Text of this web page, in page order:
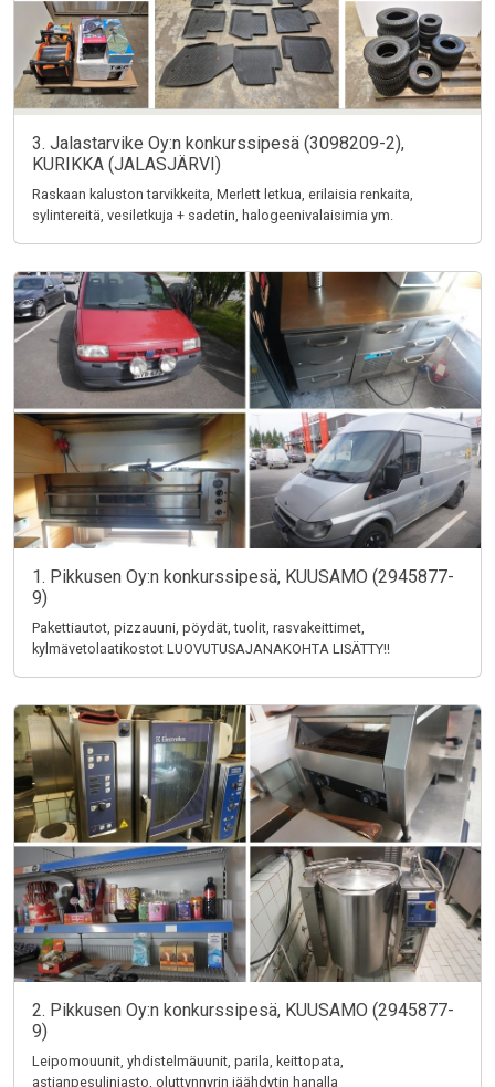
3. Jalastarvike Oy:n konkurssipesä (3098209-2),
KURIKKA (JALASJÄRVI)
Raskaan kaluston tarvikkeita, Merlett letkua, erilaisia renkaita,
sylintereitä, vesiletkuja + sadetin, halogeenivalaisimia ym.
1. Pikkusen Oy:n konkurssipesä, KUUSAMO (2945877-
9)
Pakettiautot, pizzauuni, pöydät, tuolit, rasvakeittimet,
kylmävetolaatikostot LUOVUTUSAJANAKOHTA LISÄTTY!!
2. Pikkusen Oy:n konkurssipesä, KUUSAMO (2945877-
9)
Leipomouunit, yhdistelmäuunit, parila, keittopata,
astianpesulinjasto, oluttynnyrin jäähdytin hanalla